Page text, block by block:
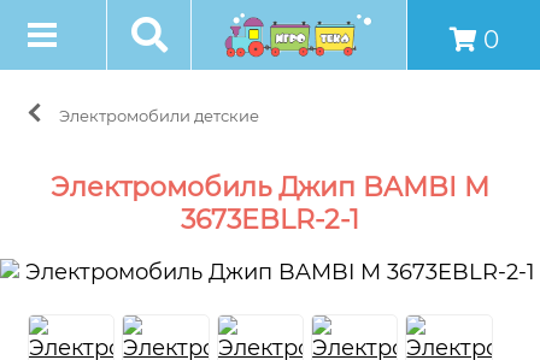
0
Электромобили детские
Электромобиль Джип BAMBI M
3673EBLR-2-1